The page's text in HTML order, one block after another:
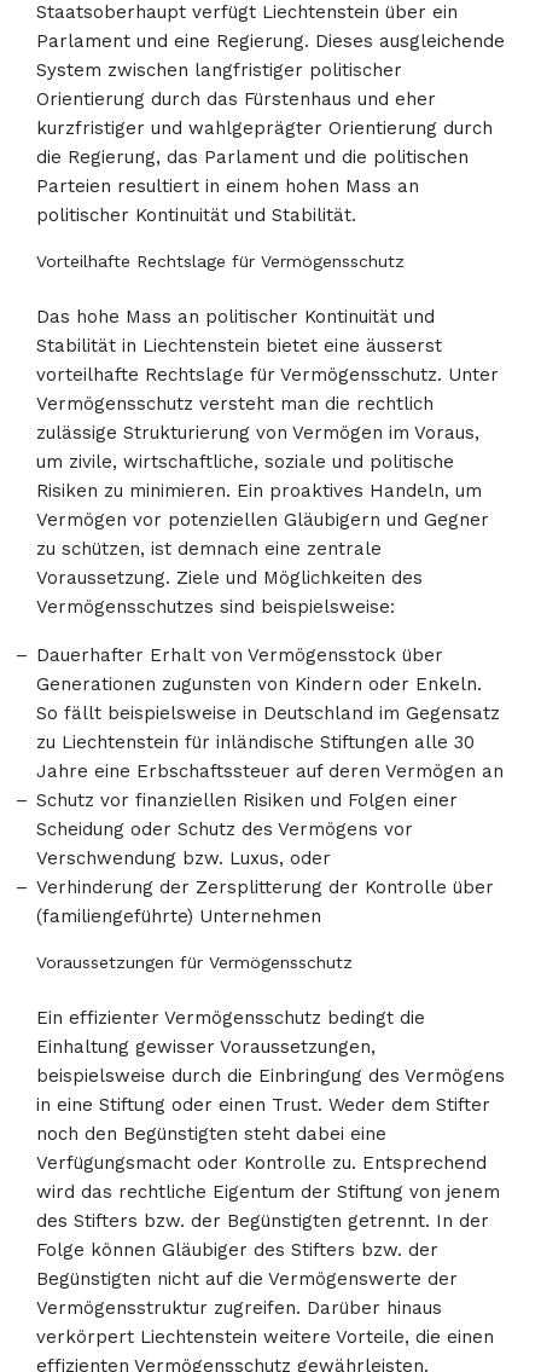
Staatsoberhaupt verfügt Liechtenstein über ein
Parlament und eine Regierung. Dieses ausgleichende
System zwischen langfristiger politischer
Orientierung durch das Fürstenhaus und eher
kurzfristiger und wahlgeprägter Orientierung durch
die Regierung, das Parlament und die politischen
Parteien resultiert in einem hohen Mass an
politischer Kontinuität und Stabilität.
Vorteilhafte Rechtslage für Vermögensschutz
Das hohe Mass an politischer Kontinuität und
Stabilität in Liechtenstein bietet eine äusserst
vorteilhafte Rechtslage für Vermögensschutz. Unter
Vermögensschutz versteht man die rechtlich
zulässige Strukturierung von Vermögen im Voraus,
um zivile, wirtschaftliche, soziale und politische
Risiken zu minimieren. Ein proaktives Handeln, um
Vermögen vor potenziellen Gläubigern und Gegner
zu schützen, ist demnach eine zentrale
Voraussetzung. Ziele und Möglichkeiten des
Vermögensschutzes sind beispielsweise:
Dauerhafter Erhalt von Vermögensstock über
Generationen zugunsten von Kindern oder Enkeln.
So fällt beispielsweise in Deutschland im Gegensatz
zu Liechtenstein für inländische Stiftungen alle 30
Jahre eine Erbschaftssteuer auf deren Vermögen an
Schutz vor finanziellen Risiken und Folgen einer
Scheidung oder Schutz des Vermögens vor
Verschwendung bzw. Luxus, oder
Verhinderung der Zersplitterung der Kontrolle über
(familiengeführte) Unternehmen
Voraussetzungen für Vermögensschutz
Ein effizienter Vermögensschutz bedingt die
Einhaltung gewisser Voraussetzungen,
beispielsweise durch die Einbringung des Vermögens
in eine Stiftung oder einen Trust. Weder dem Stifter
noch den Begünstigten steht dabei eine
Verfügungsmacht oder Kontrolle zu. Entsprechend
wird das rechtliche Eigentum der Stiftung von jenem
des Stifters bzw. der Begünstigten getrennt. In der
Folge können Gläubiger des Stifters bzw. der
Begünstigten nicht auf die Vermögenswerte der
Vermögensstruktur zugreifen. Darüber hinaus
verkörpert Liechtenstein weitere Vorteile, die einen
effizienten Vermögensschutz gewährleisten.